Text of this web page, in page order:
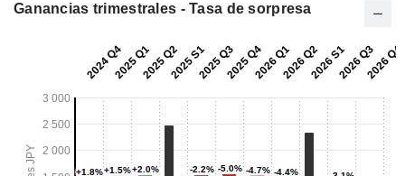
Ganancias trimestrales - Tasa de sorpresa